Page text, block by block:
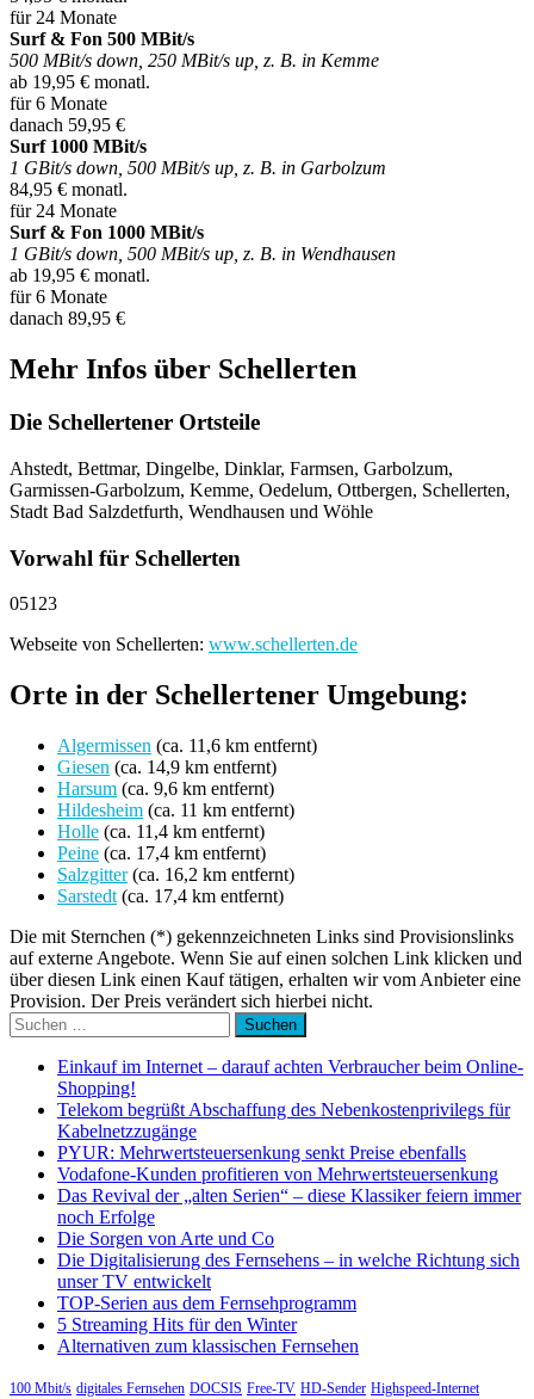
für 24 Monate
Surf & Fon 500 MBit/s
500 MBit/s down, 250 MBit/s up, z. B. in Kemme
ab 19,95 € monatl.
für 6 Monate
danach 59,95 €
Surf 1000 MBit/s
1 GBit/s down, 500 MBit/s up, z. B. in Garbolzum
84,95 € monatl.
für 24 Monate
Surf & Fon 1000 MBit/s
1 GBit/s down, 500 MBit/s up, z. B. in Wendhausen
ab 19,95 € monatl.
für 6 Monate
danach 89,95 €
Mehr Infos über Schellerten
Die Schellertener Ortsteile
Ahstedt, Bettmar, Dingelbe, Dinklar, Farmsen, Garbolzum,
Garmissen-Garbolzum, Kemme, Oedelum, Ottbergen, Schellerten,
Stadt Bad Salzdetfurth, Wendhausen und Wöhle
Vorwahl für Schellerten
05123
Webseite von Schellerten: www.schellerten.de
Orte in der Schellertener Umgebung:
Algermissen (ca. 11,6 km entfernt)
Giesen (ca. 14,9 km entfernt)
Harsum (ca. 9,6 km entfernt)
Hildesheim (ca. 11 km entfernt)
Holle (ca. 11,4 km entfernt)
Peine (ca. 17,4 km entfernt)
Salzgitter(ca. 16,2 km entfernt)
Sarstedt (ca. 17,4 km entfernt)
Die mit Sternchen (*) gekennzeichneten Links sind Provisionslinks
auf externe Angebote. Wenn Sie auf einen solchen Link klicken und
über diesen Link einen Kauf tätigen, erhalten wir vom Anbieter eine
Provision. Der Preis verändert sich hierbei nicht.
Suchen
nach:
Einkauf im Internet – darauf achten Verbraucher beim Online-
Shopping!
Telekom begrüßt Abschaffung des Nebenkostenprivilegs für
Kabelnetzzugänge
PYUR: Mehrwertsteuersenkung senkt Preise ebenfalls
Vodafone-Kunden profitieren von Mehrwertsteuersenkung
Das Revival der „alten Serien“ – diese Klassiker feiern immer
noch Erfolge
Die Sorgen von Arte und Co
Die Digitalisierung des Fernsehens – in welche Richtung sich
unser TV entwickelt
TOP-Serien aus dem Fernsehprogramm
5 Streaming Hits für den Winter
Alternativen zum klassischen Fernsehen
100 Mbit/s digitales Fernsehen DOCSIS Free-TV HD-Sender Highspeed-Internet